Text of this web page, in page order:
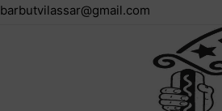
barbutvilassar@gmail.com